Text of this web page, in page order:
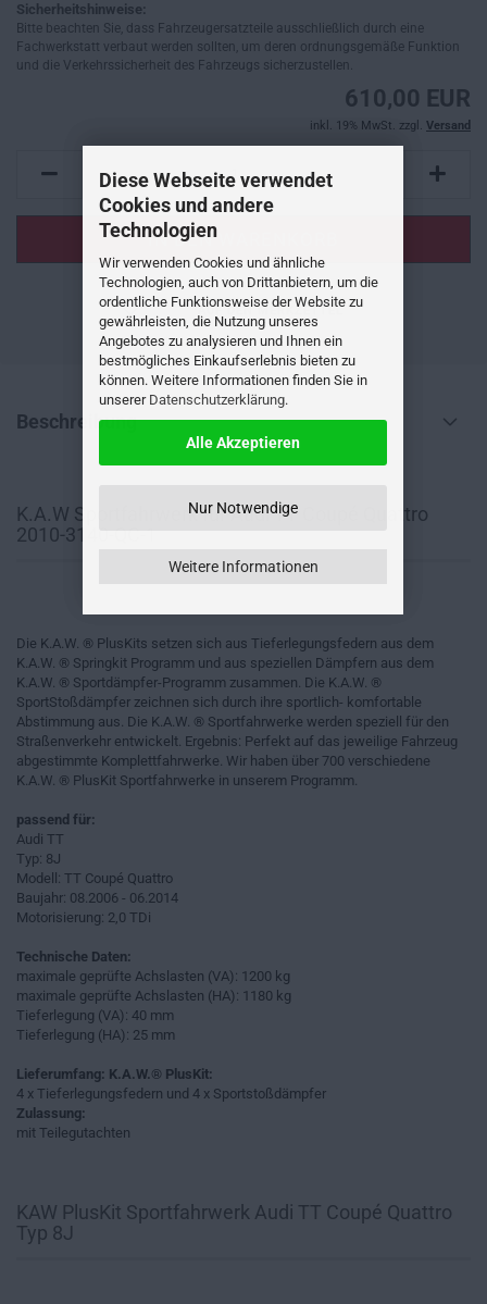
Diese Webseite verwendet
Cookies und andere
Technologien
Wir verwenden Cookies und ähnliche
Technologien, auch von Drittanbietern, um die
ordentliche Funktionsweise der Website zu
gewährleisten, die Nutzung unseres
Angebotes zu analysieren und Ihnen ein
bestmögliches Einkaufserlebnis bieten zu
können. Weitere Informationen finden Sie in
unserer Datenschutzerklärung.
Alle Akzeptieren
Nur Notwendige
Weitere Informationen
Sicherheitshinweise:
Bitte beachten Sie, dass Fahrzeugersatzteile ausschließlich durch eine
Fachwerkstatt verbaut werden sollten, um deren ordnungsgemäße Funktion
und die Verkehrssicherheit des Fahrzeugs sicherzustellen.
610,00 EUR
inkl. 19% MwSt. zzgl. Versand
AUF DEN MERKZETTEL
Beschreibung
K.A.W Sportfahrwerk für Audi TT Coupé Quattro
2010-3140-QC-1
Die K.A.W. ® PlusKits setzen sich aus Tieferlegungsfedern aus dem
K.A.W. ® Springkit Programm und aus speziellen Dämpfern aus dem
K.A.W. ® Sportdämpfer-Programm zusammen. Die K.A.W. ®
SportStoßdämpfer zeichnen sich durch ihre sportlich- komfortable
Abstimmung aus. Die K.A.W. ® Sportfahrwerke werden speziell für den
Straßenverkehr entwickelt. Ergebnis: Perfekt auf das jeweilige Fahrzeug
abgestimmte Komplettfahrwerke. Wir haben über 700 verschiedene
K.A.W. ® PlusKit Sportfahrwerke in unserem Programm.
passend für:
Audi TT
Typ: 8J
Modell: TT Coupé Quattro
Baujahr: 08.2006 - 06.2014
Motorisierung: 2,0 TDi
Technische Daten:
maximale geprüfte Achslasten (VA): 1200 kg
maximale geprüfte Achslasten (HA): 1180 kg
Tieferlegung (VA): 40 mm
Tieferlegung (HA): 25 mm
Lieferumfang: K.A.W.® PlusKit:
4 x Tieferlegungsfedern und 4 x Sportstoßdämpfer
Zulassung:
mit Teilegutachten
KAW PlusKit Sportfahrwerk Audi TT Coupé Quattro
Typ 8J